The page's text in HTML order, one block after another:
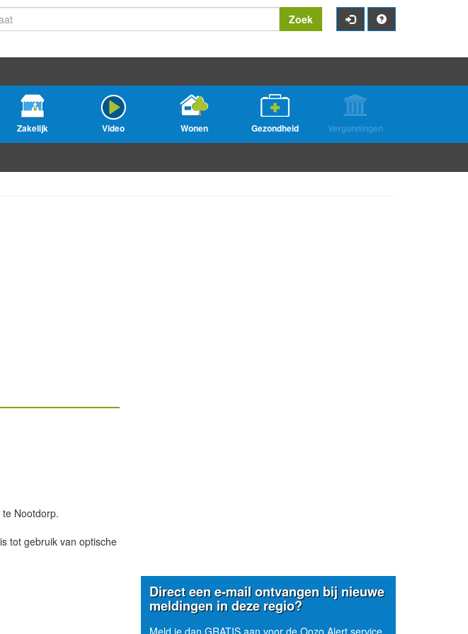
Zoek
Zakelijk Video Wonen Gezondheid Vergunningen
Nootdorp.
tot gebruik van optische
Direct een e-mail ontvangen bij nieuwe
meldingen in deze regio?
Meld je dan GRATIS aan voor de Oozo Alert service